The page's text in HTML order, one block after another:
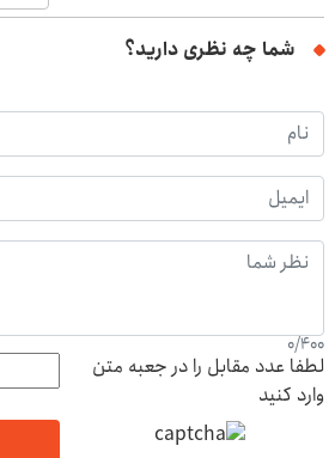
شما چه نظری دارید؟
0/400
لطفا عدد مقابل را در جعبه متن
وارد کنید